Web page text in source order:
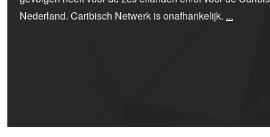
Nederland. Caribisch Netwerk is onafhankelijk. ...